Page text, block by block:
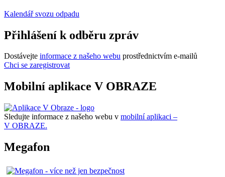
Kalendář svozu odpadu
Přihlášení k odběru zpráv
Dostávejte informace z našeho webu prostřednictvím e-mailů
Chci se zaregistrovat
Mobilní aplikace V OBRAZE
Sledujte informace z našeho webu v mobilní aplikaci –
V OBRAZE.
Megafon